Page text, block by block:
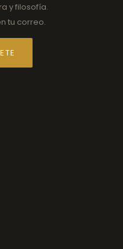
y filosofía.
tu correo.